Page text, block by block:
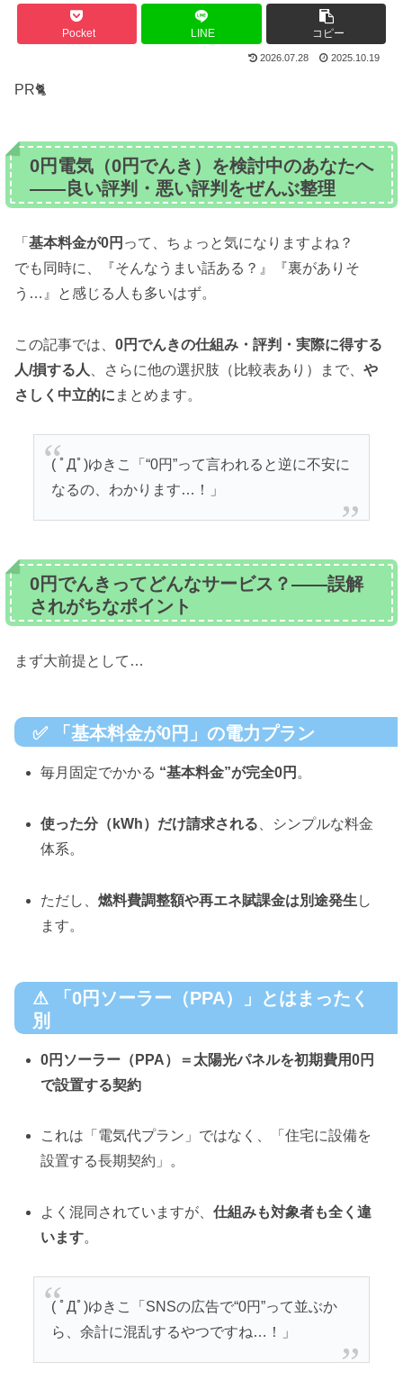
Pocket LINE コピー
2026.07.28 2025.10.19
PR🐈
0円電気（0円でんき）を検討中のあなたへ
——良い評判・悪い評判をぜんぶ整理
「 基本料金が0円 って、ちょっと気になりますよね？
でも同時に、『そんなうまい話ある？』『裏がありそ
う…』と感じる人も多いはず。
この記事では、 0円でんきの仕組み・評判・実際に得する
人/損する人
、さらに他の選択肢（比較表あり）まで、 や
さしく中立的に まとめます。
( ﾟДﾟ)ゆきこ「“0円”って言われると逆に不安に
なるの、わかります…！」
0円でんきってどんなサービス？——誤解
されがちなポイント
まず大前提として…
✅ 「基本料金が0円」の電力プラン
毎月固定でかかる “基本料金”が完全0円 。
使った分（kWh）だけ請求される 、シンプルな料金
体系。
ただし、燃料費調整額や再エネ賦課金は別途発生 し
ます。
⚠
「0円ソーラー（PPA）」とはまったく
別
0円ソーラー（PPA）＝太陽光パネルを初期費用0円
で設置する契約
これは「電気代プラン」ではなく、「住宅に設備を
設置する長期契約」。
よく混同されていますが、仕組みも対象者も全く違
います。
( ﾟДﾟ)ゆきこ「SNSの広告で“0円”って並ぶか
ら、余計に混乱するやつですね…！」